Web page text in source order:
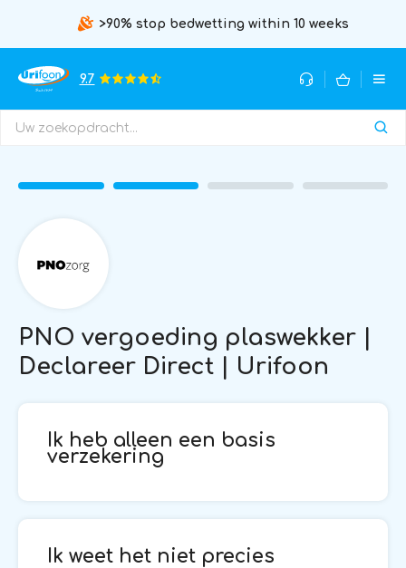
>90% stop bedwetting within 10 weeks
9.7
PNO vergoeding plaswekker |
Declareer Direct | Urifoon
Ik heb alleen een basis
verzekering
Ik weet het niet precies